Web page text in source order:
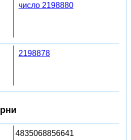
число 2198880
2198878
4835068856641